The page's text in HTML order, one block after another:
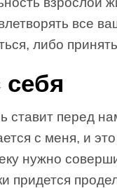
все
либо
ставит перед
с меня, и
нужно
придется